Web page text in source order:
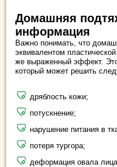
Домашняя
информация
Важно понимать, что
эквивалентом
же выраженный эффект.
который может решить
дряблость кожи;
потускнение;
нарушение питания в
потеря тургора;
деформация овала